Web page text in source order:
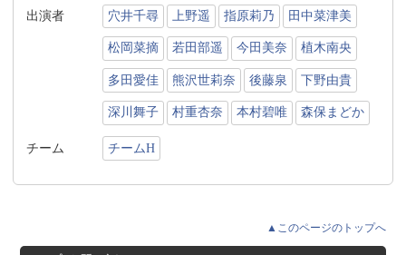
出演者 穴井千尋 上野遥 指原莉乃 田中菜津美
松岡菜摘 若田部遥 今田美奈 植木南央
多田愛佳 熊沢世莉奈 後藤泉 下野由貴
深川舞子 村重杏奈 本村碧唯 森保まどか
チーム チームH
▲このページのトップへ